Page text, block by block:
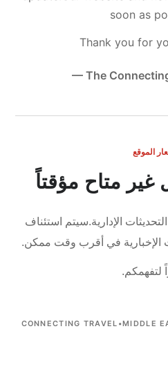
soon as
Thank you for
— The
الموقع
غير متاح مؤقتاً
الإدارية.سيتم استئناف
الإخبارية في أقرب وقت ممكن.
لتفهمكم.
CONNECTING TRAVEL •MIDDLE